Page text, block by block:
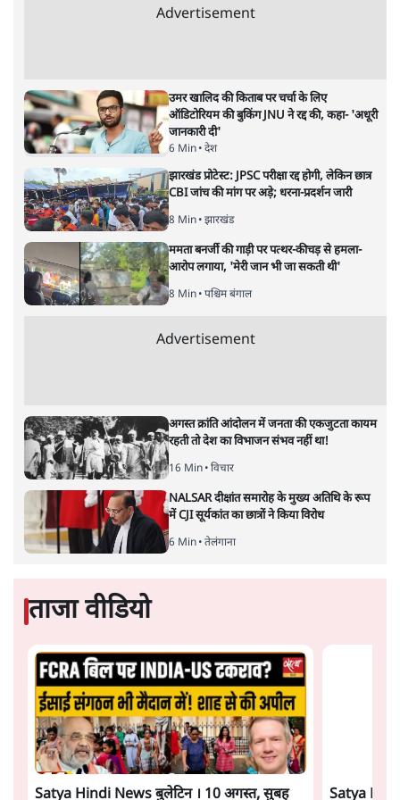
भारत–यूरोप संवाद: दूरदर्शी रणनीति या
हालात से उपजा मोड़?
विश्लेषण| सतीश झा| 29 JAN, 2026
भारत ईयू मुक्त व्यापार समझौताः ईयू अध्यक्ष उर्सुला वॉन डेर लेयेन और
पीएम मोदी
सतीश झा
भारत-यूरोपीय संघ मुक्त व्यापार समझौताः क्या यूरोप की ओर भारत
का झुकाव एक लंबा रणनीतिक नज़रिया है या वैश्विक दबावों और
अमेरिकी अनिश्चितता की वजह से उठाया गया एक कदम है? वरिष्ठ
पत्रकार सतीश झा का आकलनः
कूटनीति में समय ही सबसेबड़ा कारक होता है। भारत का यूरोप की
यूरोपीय संघ मुक्त व्यापार समझौते (एफ़टीए) में दिखाई देता है—
किसी दीर्घकालिक रणनीतिक दूरदृष्टि की पराकाष्ठा कम, और
परिस्थितियों के दबाव में लिया गया एक तेज़ निर्णय अधिक लगता
और पढ़ें
सत्य हिन्दी ऐपडाउनलोडकरें